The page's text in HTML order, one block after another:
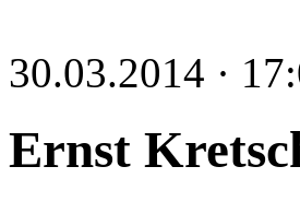
30.03.2014 ·
Ernst